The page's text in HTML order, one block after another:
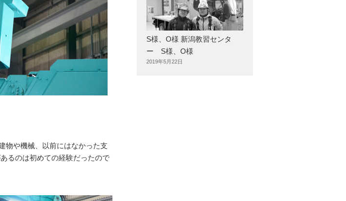
物や機械、以前にはなかった支
るのは初めての経験だったので
S様、O様 新潟教習センタ
ー S様、O様
2019年5月22日